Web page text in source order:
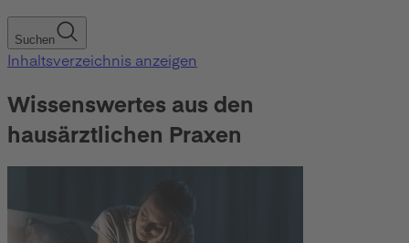
Suchen
Inhaltsverzeichnis anzeigen
Wissenswertes aus den
hausärztlichen Praxen